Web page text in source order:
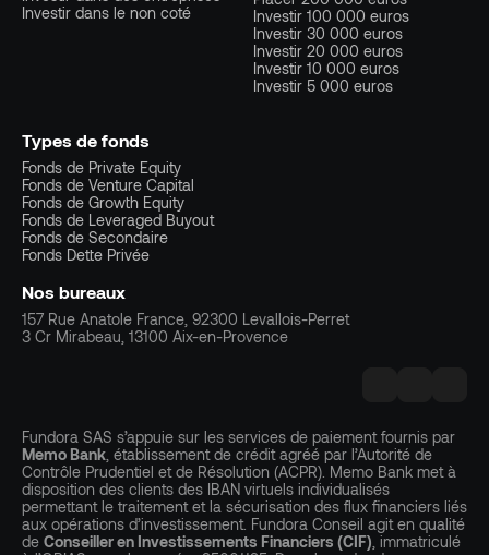
Investir dans le non coté
Investir 100 000 euros
Investir 30 000 euros
Investir 20 000 euros
Investir 10 000 euros
Investir 5 000 euros
Types de fonds
Fonds de Private Equity
Fonds de Venture Capital
Fonds de Growth Equity
Fonds de Leveraged Buyout
Fonds de Secondaire
Fonds Dette Privée
Nos bureaux
157 Rue Anatole France, 92300 Levallois-Perret
3 Cr Mirabeau, 13100 Aix-en-Provence
Fundora SAS s’appuie sur les services de paiement fournis par
Memo Bank , établissement de crédit agréé par l’Autorité de
Contrôle Prudentiel et de Résolution (ACPR). Memo Bank met à
disposition des clients des IBAN virtuels individualisés
permettant le traitement et la sécurisation des flux financiers liés
aux opérations d’investissement. Fundora Conseil agit en qualité
de Conseiller en Investissements Financiers (CIF) , immatriculé